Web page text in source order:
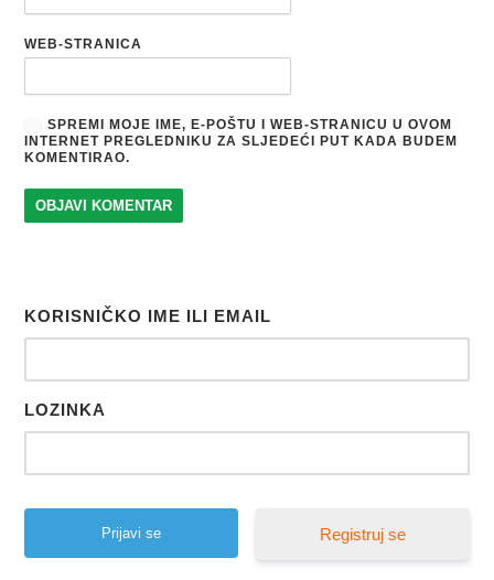
WEB-STRANICA
SPREMI MOJE IME, E-POŠTU I WEB-STRANICU U OVOM
INTERNET PREGLEDNIKU ZA SLJEDEĆI PUT KADA BUDEM
KOMENTIRAO.
KORISNIČKO IME ILI EMAIL
LOZINKA
Registruj se